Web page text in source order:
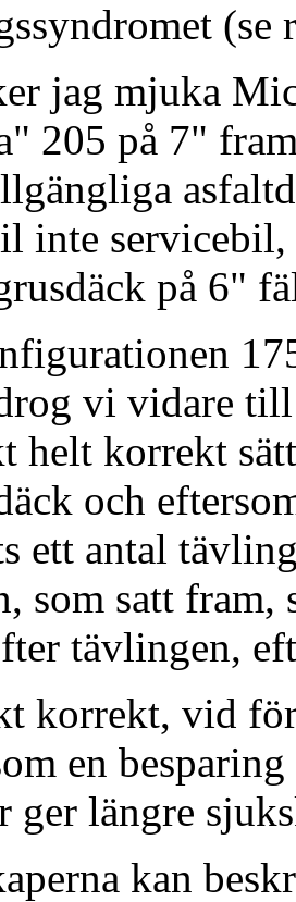
jag mjuka
205 på 7"
inte
på 6"
vi vidare
helt korrekt
och
ett antal
som satt
tävlingen,
korrekt, vid
en
ger längre
kan